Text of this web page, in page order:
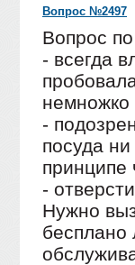
Вопрос №2497
Вопрос
- всегда
немножко
-
посуда
принципе
-
Нужно
бесплано